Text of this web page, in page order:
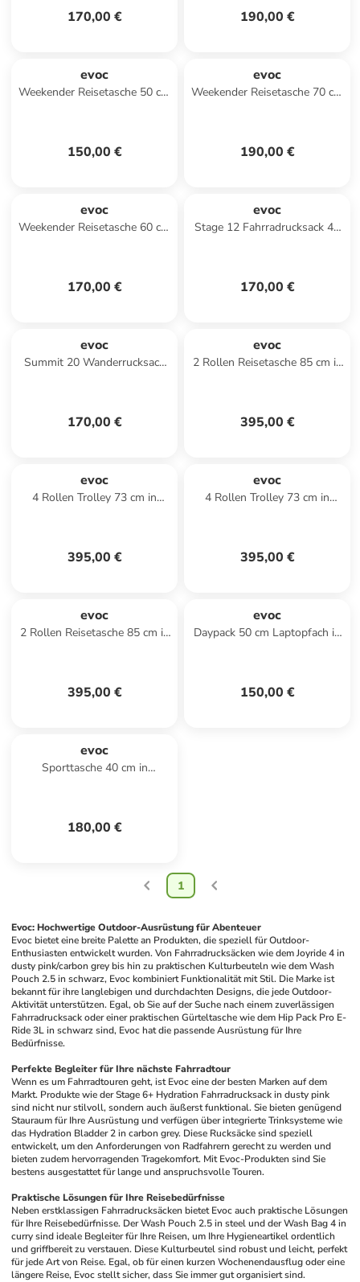
170,00 € 190,00 €
evoc
Weekender Reisetasche 50 cm
150,00 €
evoc
Weekender Reisetasche 70 cm
190,00 €
evoc
Weekender Reisetasche 60 cm
170,00 €
evoc
Stage 12 Fahrradrucksack 44
170,00 €
evoc
Summit 20 Wanderrucksack
170,00 €
evoc
2 Rollen Reisetasche 85 cm in
395,00 €
evoc
4 Rollen Trolley 73 cm in
395,00 €
evoc
4 Rollen Trolley 73 cm in
395,00 €
evoc
2 Rollen Reisetasche 85 cm in
395,00 €
evoc
Daypack 50 cm Laptopfach in
150,00 €
evoc
Sporttasche 40 cm in
180,00 €
1
Evoc: Hochwertige Outdoor-Ausrüstung für Abenteuer
Evoc bietet eine breite Palette an Produkten, die speziell für Outdoor-
Enthusiasten entwickelt wurden. Von Fahrradrucksäcken wie dem Joyride 4 in
dusty pink/carbon grey bis hin zu praktischen Kulturbeuteln wie dem Wash
Pouch 2.5 in schwarz, Evoc kombiniert Funktionalität mit Stil. Die Marke ist
bekannt für ihre langlebigen und durchdachten Designs, die jede Outdoor-
Aktivität unterstützen. Egal, ob Sie auf der Suche nach einem zuverlässigen
Fahrradrucksack oder einer praktischen Gürteltasche wie dem Hip Pack Pro E-
Ride 3L in schwarz sind, Evoc hat die passende Ausrüstung für Ihre
Bedürfnisse.
Perfekte Begleiter für Ihre nächste Fahrradtour
Wenn es um Fahrradtouren geht, ist Evoc eine der besten Marken auf dem
Markt. Produkte wie der Stage 6+ Hydration Fahrradrucksack in dusty pink
sind nicht nur stilvoll, sondern auch äußerst funktional. Sie bieten genügend
Stauraum für Ihre Ausrüstung und verfügen über integrierte Trinksysteme wie
das Hydration Bladder 2 in carbon grey. Diese Rucksäcke sind speziell
entwickelt, um den Anforderungen von Radfahrern gerecht zu werden und
bieten zudem hervorragenden Tragekomfort. Mit Evoc-Produkten sind Sie
bestens ausgestattet für lange und anspruchsvolle Touren.
Praktische Lösungen für Ihre Reisebedürfnisse
Neben erstklassigen Fahrradrucksäcken bietet Evoc auch praktische Lösungen
für Ihre Reisebedürfnisse. Der Wash Pouch 2.5 in steel und der Wash Bag 4 in
curry sind ideale Begleiter für Ihre Reisen, um Ihre Hygieneartikel ordentlich
und griffbereit zu verstauen. Diese Kulturbeutel sind robust und leicht, perfekt
für jede Art von Reise. Egal, ob für einen kurzen Wochenendausflug oder eine
längere Reise, Evoc stellt sicher, dass Sie immer gut organisiert sind.